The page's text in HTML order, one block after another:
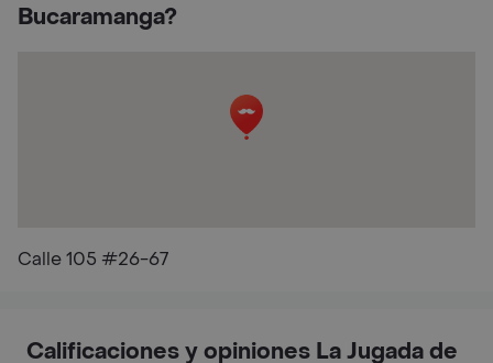
Bucaramanga?
Calle 105 #26-67
Calificaciones y opiniones La Jugada de